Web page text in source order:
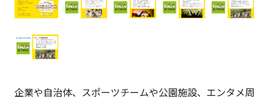
企業や自治体、スポーツチームや公園施設、エンタメ周